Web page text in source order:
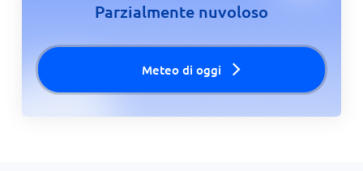
Parzialmente nuvoloso
Meteo di oggi